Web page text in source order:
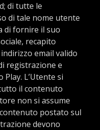
di tutte le
di tale nome utente
di fornire il suo
recapito
email valido
registrazione e
L’Utente si
il contenuto
non si assume
postato sul
devono